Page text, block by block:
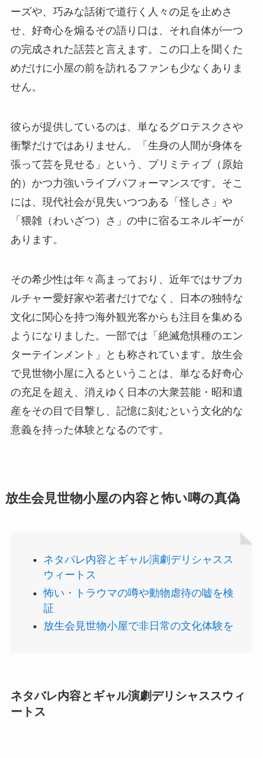
ーズや、巧みな話術で道行く人々の足を止めさ
せ、好奇心を煽るその語り口は、それ自体が一つ
の完成された話芸と言えます。この口上を聞くた
めだけに小屋の前を訪れるファンも少なくありま
せん。
彼らが提供しているのは、単なるグロテスクさや
衝撃だけではありません。「生身の人間が身体を
張って芸を見せる」という、プリミティブ（原始
的）かつ力強いライブパフォーマンスです。そこ
には、現代社会が見失いつつある「怪しさ」や
「猥雑（わいざつ）さ」の中に宿るエネルギーが
あります。
その希少性は年々高まっており、近年ではサブカ
ルチャー愛好家や若者だけでなく、日本の独特な
文化に関心を持つ海外観光客からも注目を集める
ようになりました。一部では「絶滅危惧種のエン
ターテインメント」とも称されています。放生会
で見世物小屋に入るということは、単なる好奇心
の充足を超え、消えゆく日本の大衆芸能・昭和遺
産をその目で目撃し、記憶に刻むという文化的な
意義を持った体験となるのです。
放生会見世物小屋の内容と怖い噂の真偽
ネタバレ内容とギャル演劇デリシャスス
ウィートス
怖い・トラウマの噂や動物虐待の嘘を検
証
放生会見世物小屋で非日常の文化体験を
ネタバレ内容とギャル演劇デリシャススウィ
ートス